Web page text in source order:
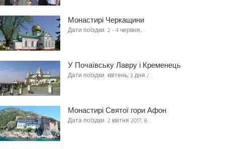
Монастирі Черкащини
Дати поїздки: 2 - 4 червня,…
У Почаївську Лавру і Кременець
Дати поїздки: квітень, 3 дня /…
Монастирі Святої гори Афон
Дата поїздки: 2 квітня 2017, 8…